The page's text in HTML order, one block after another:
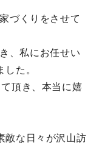
づくりをさせて
、私にお任せい
た。
頂き、本当に嬉
敵な日々が沢山訪